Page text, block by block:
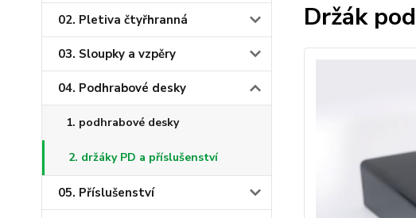
02. Pletiva čtyřhranná
03. Sloupky a vzpěry
04. Podhrabové desky
1. podhrabové desky
2. držáky PD a příslušenství
05. Příslušenství
Držák